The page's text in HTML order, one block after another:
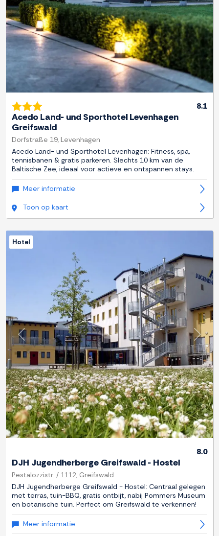
8.1
Acedo Land- und Sporthotel Levenhagen
Greifswald
Dorfstraße 19, Levenhagen
Acedo Land- und Sporthotel Levenhagen: Fitness, spa,
tennisbanen & gratis parkeren. Slechts 10 km van de
Baltische Zee, ideaal voor actieve en ontspannen stays.
Meer informatie
Toon op kaart
Previous Next
Hotel
8.0
DJH Jugendherberge Greifswald - Hostel
Pestalozzistr. / 1112, Greifswald
DJH Jugendherberge Greifswald - Hostel: Centraal gelegen
met terras, tuin-BBQ, gratis ontbijt, nabij Pommers Museum
en botanische tuin. Perfect om Greifswald te verkennen!
Meer informatie